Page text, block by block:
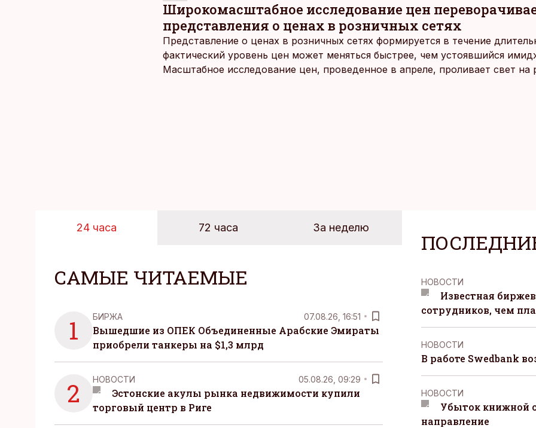
Широкомасштабное исследование цен
представления о ценах в розничных сетях
Представление о ценах в розничных сетях формируется в течение
фактический уровень цен может меняться быстрее, чем устоявшийся
Масштабное исследование цен, проведенное в апреле, проливает свет на
24 часа 72 часа За неделю
САМЫЕ ЧИТАЕМЫЕ
1 БИРЖА 07.08.26, 16:51
Вышедшие из ОПЕК Объединенные Арабские Эмираты
приобрели танкеры на $1,3 млрд
2 НОВОСТИ 05.08.26, 09:29
Эстонские акулы рынка недвижимости купили
торговый центр в Риге
НОВОСТИ
Известная
сотрудников, чем
НОВОСТИ
В работе Swedbank
НОВОСТИ
Убыток книжной
направление